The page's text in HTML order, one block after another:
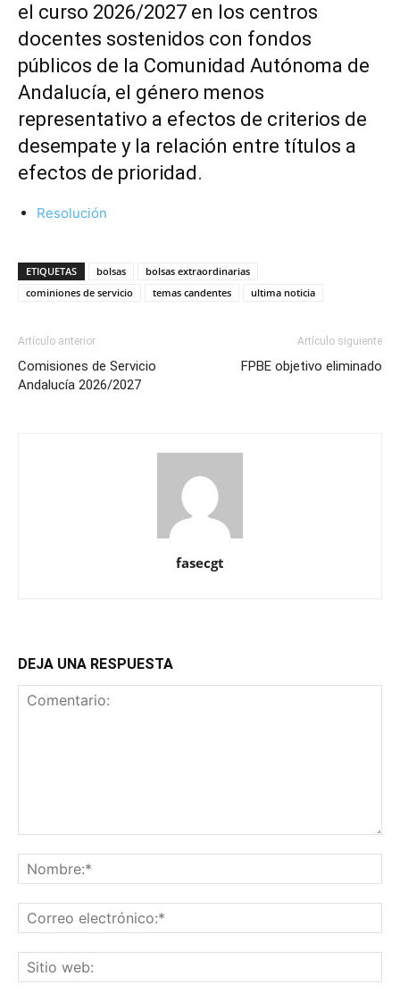
el curso 2026/2027 en los centros
docentes sostenidos con fondos
públicos de la Comunidad Autónoma de
Andalucía, el género menos
representativo a efectos de criterios de
desempate y la relación entre títulos a
efectos de prioridad.
Resolución
ETIQUETAS bolsas
bolsas extraordinarias
cominiones de servicio
temas candentes ultima noticia
Artículo anterior
Comisiones de Servicio
Andalucía 2026/2027
Artículo siguiente
FPBE objetivo eliminado
fasecgt
DEJA UNA RESPUESTA